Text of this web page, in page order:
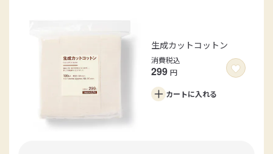
生成カットコットン
消費税込
299 円
カートに入れる